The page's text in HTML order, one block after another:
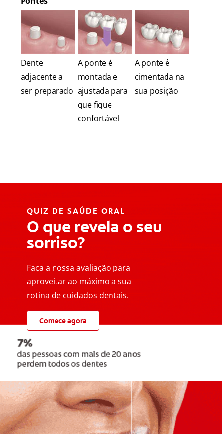
Dente
adjacente a
ser preparado
A ponte é
montada e
ajustada para
que fique
confortável
A ponte é
cimentada na
sua posição
QUIZ DE SAÚDE ORAL
O que revela o seu
sorriso?
Faça a nossa avaliação para
aproveitar ao máximo a sua
rotina de cuidados dentais.
Comece agora